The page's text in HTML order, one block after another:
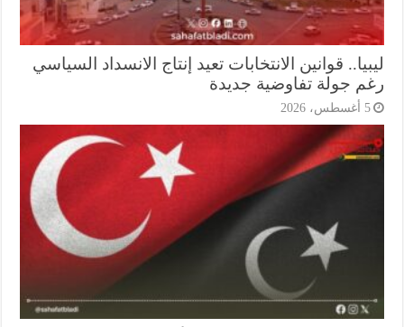
قوانين الانتخابات تعيد إنتاج الانسداد السياسي
جولة تفاوضية جديدة